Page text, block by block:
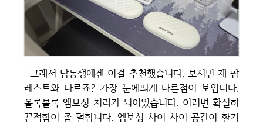
그래서 남동생에겐 이걸 추천했습니다. 보시면 제 팜
레스트와 다르죠? 가장 눈에띄게 다른점이 보입니다.
올록볼록 엠보싱 처리가 되어있습니다. 이러면 확실히
끈적함이 좀 덜합니다. 엠보싱 사이 사이 공간이 환기